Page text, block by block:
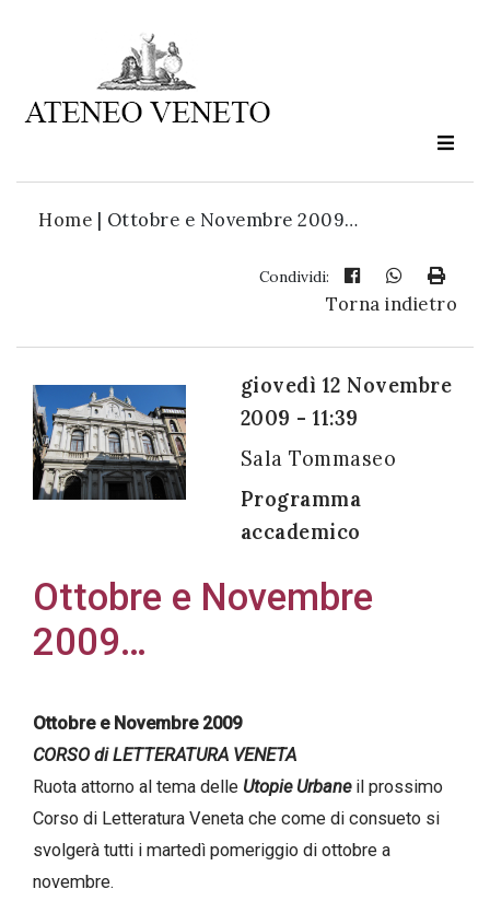
Home | Ottobre e Novembre 2009…
Condividi:
Torna indietro
giovedì 12 Novembre
2009 - 11:39
Sala Tommaseo
Programma
accademico
Ottobre e Novembre
2009…
Ottobre e Novembre 2009
CORSO di LETTERATURA VENETA
Ruota attorno al tema delle Utopie Urbane il prossimo
Corso di Letteratura Veneta che come di consueto si
svolgerà tutti i martedì pomeriggio di ottobre a
novembre.
Ateneo
è
cultura
newsletter:
Acconsento
all'uso dei
accordo
con il
decreto
legislativo
196/03